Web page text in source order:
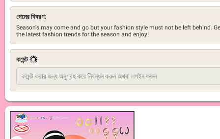
গেমের বিবরণ:
Season's may come and go but your fashion style must not be left behind.
the latest fashion trends for the season and enjoy!
কমেন্ট